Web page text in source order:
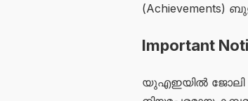
(Achievements)
Important
യുഎഇയിൽ ജോലി